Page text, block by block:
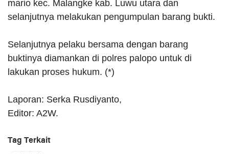
mario kec. Malangke kab. Luwu utara dan
selanjutnya melakukan pengumpulan barang bukti.
Selanjutnya pelaku bersama dengan barang
buktinya diamankan di polres palopo untuk di
lakukan proses hukum. (*)
Laporan: Serka Rusdiyanto,
Editor: A2W.
Tag Terkait